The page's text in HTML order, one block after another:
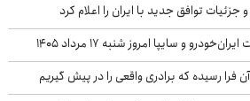
جزئیات توافق جدید با ایران را اعلام کرد
و سایپا امروز شنبه ۱۷ مرداد ۱۴۰۵
فرا رسیده که برادری واقعی را در پیش گیریم